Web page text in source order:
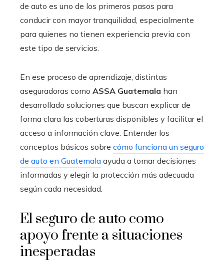
de auto es uno de los primeros pasos para
conducir con mayor tranquilidad, especialmente
para quienes no tienen experiencia previa con
este tipo de servicios.
En ese proceso de aprendizaje, distintas
aseguradoras como ASSA Guatemala han
desarrollado soluciones que buscan explicar de
forma clara las coberturas disponibles y facilitar el
acceso a información clave. Entender los
conceptos básicos sobre cómo funciona un seguro
de auto en Guatemala ayuda a tomar decisiones
informadas y elegir la protección más adecuada
según cada necesidad.
El seguro de auto como
apoyo frente a situaciones
inesperadas